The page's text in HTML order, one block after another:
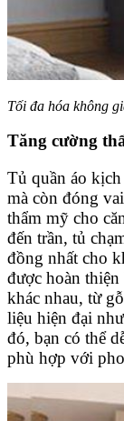
Tối đa hóa không
Tăng cường
Tủ quần áo
mà còn đóng
thẩm mỹ cho
đến trần, tủ
đồng nhất cho
được hoàn
khác nhau, từ
liệu hiện đại
đó, bạn có thể
phù hợp với